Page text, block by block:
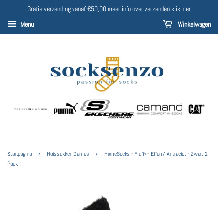
Gratis verzending vanaf €50,00 meer info over verzenden klik hier
Menu
Winkelwagen
Startpagina › Huissokken Dames ›
HomeSocks - Fluffy - Effen / Antraciet - Zwart 2
Pack